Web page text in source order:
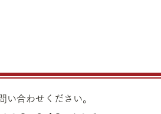
り価格のご案内です。 金 K24イ
ンゴット ¥22,140 K24スクラ
い合わせください。